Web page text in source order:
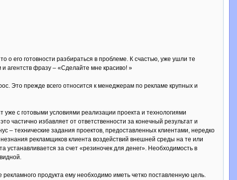
о его готовности разбираться в проблеме. К счастью, уже ушли те
агентств фразу – «Сделайте мне красиво! »
Это прежде всего относится к менеджерам по рекламе крупных и
с готовыми условиями реализации проекта и технологиями
частично избавляет от ответственности за конечный результат и
– технические задания проектов, предоставленных клиентами, нередко
рекламщиков клиента воздействий внешней среды на те или
за счет «резиночек для денег». Необходимость в
продукта ему необходимо иметь четко поставленную цель.